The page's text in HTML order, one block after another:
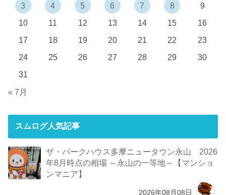
3
4 5 6 7 8
9
10
11 12 13 14 15
16
17
18 19 20 21 22
23
24
25 26 27 28 29
30
31
« 7月
スムログ人気記事
ザ・パークハウス多摩ニュータウン永山 2026
年8月時点の相場 ～永山の一等地～【マンショ
ンマニア】
2026年08月08日